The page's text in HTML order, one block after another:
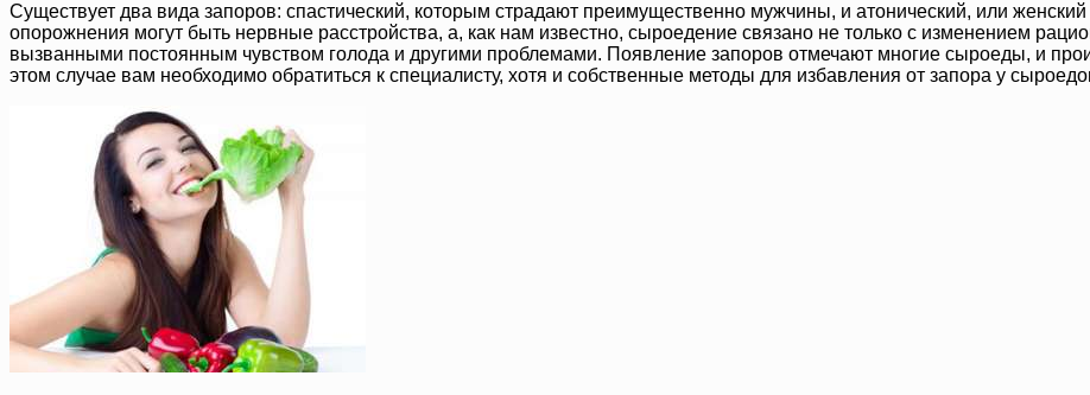
Существует два вида запоров: спастический, которым страдают преимущественно мужчины, и атонический, или
опорожнения могут быть нервные расстройства, а, как нам известно, сыроедение связано не только с изменением
вызванными постоянным чувством голода и другими проблемами. Появление запоров отмечают многие сыроеды, и
этом случае вам необходимо обратиться к специалисту, хотя и собственные методы для избавления от запора у